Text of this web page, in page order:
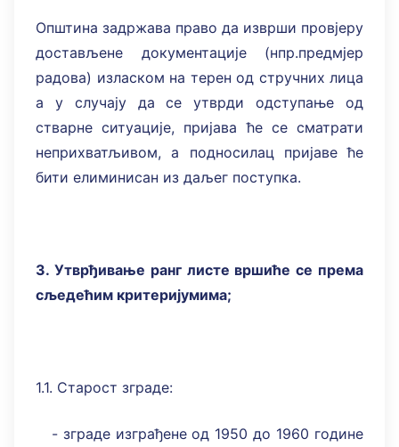
Општина задржава право да изврши провјеру
достављене документације (нпр.предмјер
радова) изласком на терен од стручних лица
а у случају да се утврди одступање од
стварне ситуације, пријава ће се сматрати
неприхватљивом, а подносилац пријаве ће
бити елиминисан из даљег поступка.
3. Утврђивање ранг листе вршиће се према
сљедећим критеријумима;
1.1. Старост зграде:
- зграде изграђене од 1950 до 1960 године